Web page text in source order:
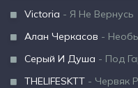
Victoria - Я Не Вернусь
Алан Черкасов -
Серый И Душа - Под
THELIFESKTT - Червяк